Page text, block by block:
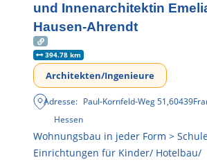
und Innenarchitektin
Hausen-Ahrendt
394.78 km
Architekten/Ingenieure
Adresse: Paul-Kornfeld-Weg 51,60439
Hessen
Wohnungsbau in jeder Form >
Einrichtungen für Kinder/ Hotelbau/